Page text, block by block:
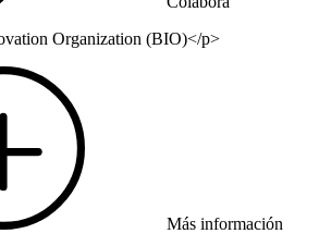
Organization (BIO)</p>
Más información